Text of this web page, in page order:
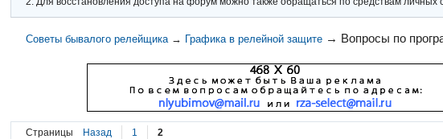
Советы бывалого релейщика → Графика в релейной защите → Вопросы по
Страницы Назад 1 2